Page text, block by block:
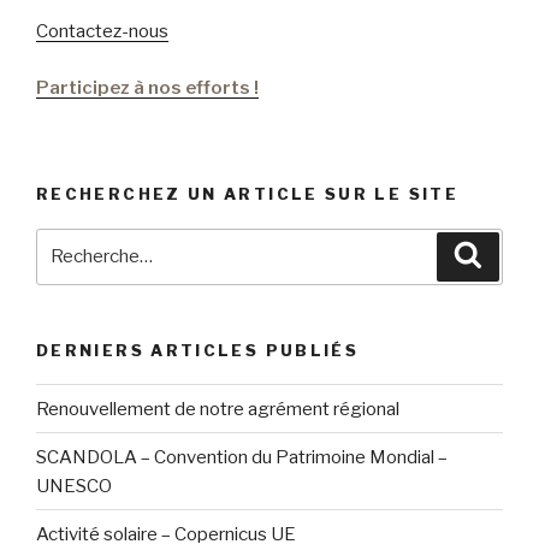
Contactez-nous
Participez à nos efforts !
RECHERCHEZ UN ARTICLE SUR LE SITE
DERNIERS ARTICLES PUBLIÉS
Renouvellement de notre agrément régional
SCANDOLA – Convention du Patrimoine Mondial –
UNESCO
Activité solaire – Copernicus UE